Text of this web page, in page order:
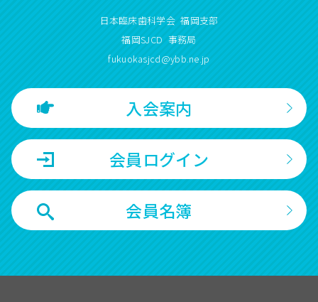
日本臨床歯科学会 福岡支部
福岡SJCD 事務局
fukuokasjcd@ybb.ne.jp
入会案内
会員ログイン
会員名簿